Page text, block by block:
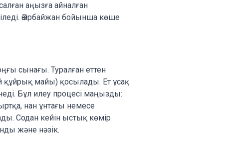
аңызға айналған
Әзірбайжан бойынша көше
сынағы. Туралған еттен
құйрық майы) қосылады. Ет ұсақ
Бұл илеу процесі маңызды:
нан ұнтағы немесе
Содан кейін ыстық көмір
және нәзік.